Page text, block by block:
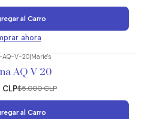
al Carro
ahora
AQ-V-20 Marie's
AQ V 20
$5.000 CLP
al Carro